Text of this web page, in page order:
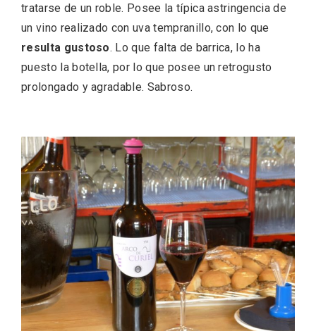
tratarse de un roble. Posee la típica astringencia de
un vino realizado con uva tempranillo, con lo que
resulta gustoso. Lo que falta de barrica, lo ha
puesto la botella, por lo que posee un retrogusto
prolongado y agradable. Sabroso.
Recorre los fiordos leoneses en Riaño